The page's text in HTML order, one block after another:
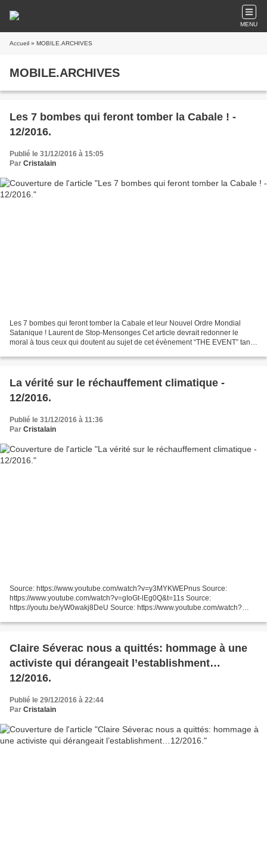
MENU
Accueil » MOBILE.ARCHIVES
MOBILE.ARCHIVES
Les 7 bombes qui feront tomber la Cabale ! -
12/2016.
Publié le 31/12/2016 à 15:05
Par Cristalain
Les 7 bombes qui feront tomber la Cabale et leur Nouvel Ordre Mondial
Satanique ! Laurent de Stop-Mensonges Cet article devrait redonner le
moral à tous ceux qui doutent au sujet de cet évènement “THE EVENT” tant
La vérité sur le réchauffement climatique -
12/2016.
Publié le 31/12/2016 à 11:36
Par Cristalain
Source: https://www.youtube.com/watch?v=y3MYKWEPnus Source:
https://www.youtube.com/watch?v=gIoGt-lEg0Q&t=11s Source:
https://youtu.be/yW0wakj8DeU Source: https://www.youtube.com/watch?
Source:...
Claire Séverac nous a quittés: hommage à une
activiste qui dérangeait l’establishment…
12/2016.
Publié le 29/12/2016 à 22:44
Par Cristalain